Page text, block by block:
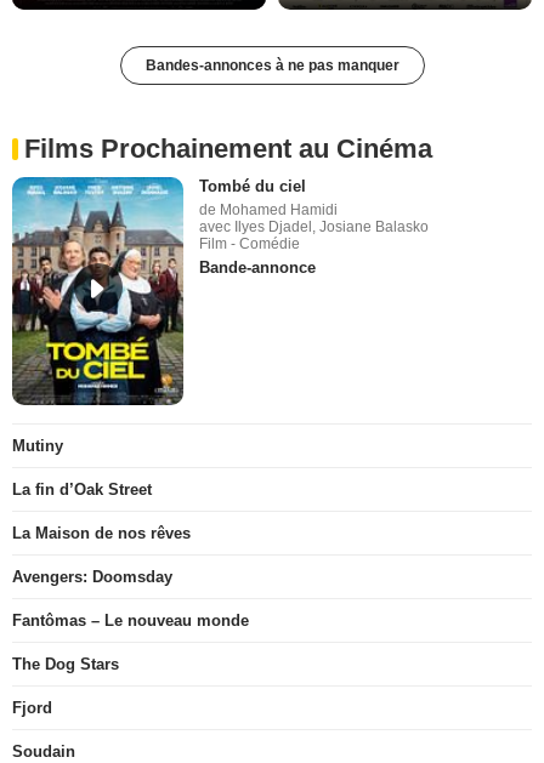
Bandes-annonces à ne pas manquer
Films Prochainement au Cinéma
Tombé du ciel
de Mohamed Hamidi
avec Ilyes Djadel, Josiane Balasko
Film - Comédie
Bande-annonce
Mutiny
La fin d’Oak Street
La Maison de nos rêves
Avengers: Doomsday
Fantômas – Le nouveau monde
The Dog Stars
Fjord
Soudain